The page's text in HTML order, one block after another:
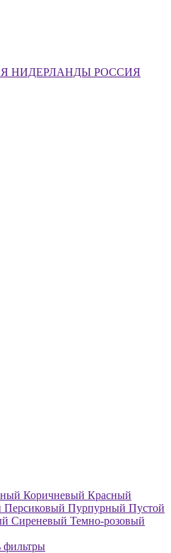
НИДЕРЛАНДЫ РОССИЯ
Коричневый Красный
Персиковый Пурпурный Пустой
Сиреневый Темно-розовый
фильтры